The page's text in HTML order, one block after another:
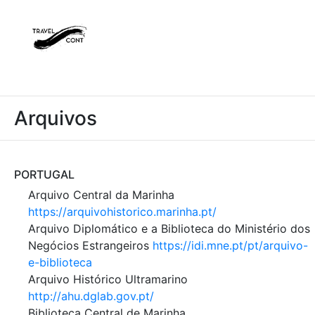
Arquivos
PORTUGAL
Arquivo Central da Marinha
https://arquivohistorico.marinha.pt/
Arquivo Diplomático e a Biblioteca do Ministério dos
Negócios Estrangeiros https://idi.mne.pt/pt/arquivo-
e-biblioteca
Arquivo Histórico Ultramarino
http://ahu.dglab.gov.pt/